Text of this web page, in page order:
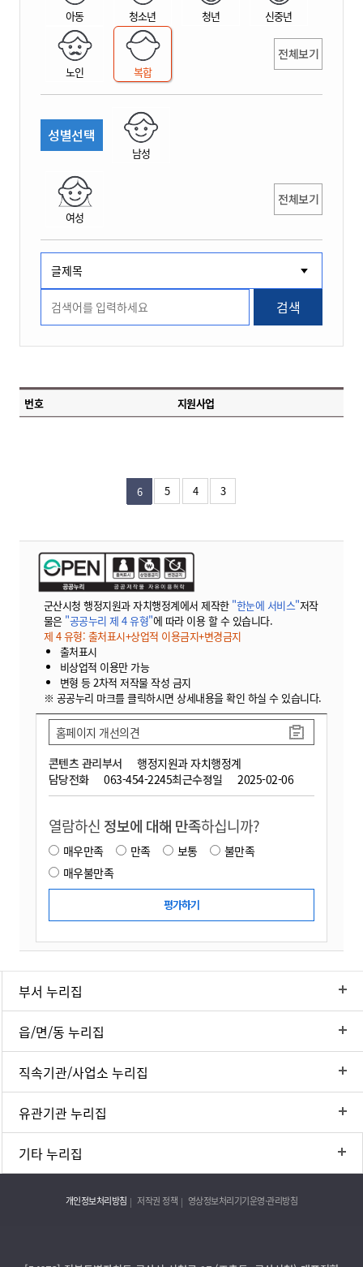
아동 청소년 청년 신중년
노인 복합
전체보기
성별선택
남성
여성
전체보기
검색
번호 지원사업
6 5 4 3
군산시청 행정지원과 자치행정계에서 제작한 "한눈에 서비스"저작
물은 "공공누리 제 4 유형"에 따라 이용 할 수 있습니다.
제 4 유형: 출처표시+상업적 이용금지+변경금지
출처표시
비상업적 이용만 가능
변형 등 2차적 저작물 작성 금지
※ 공공누리 마크를 클릭하시면 상세내용을 확인 하실 수 있습니다.
콘텐츠 관리부서
행정지원과 자치행정계
담당전화
063-454-2245최근수정일 2025-02-06
홈페이지 개선의견
열람하신 정보에 대해 만족하십니까?
매우만족 만족 보통
불만족
매우불만족
부서 누리집
읍/면/동 누리집
직속기관/사업소 누리집
유관기관 누리집
기타 누리집
개인정보처리방침 저작권 정책 영상정보처리기기운영·관리방침